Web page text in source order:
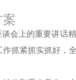
会上的重要讲话
抓紧抓实抓好，